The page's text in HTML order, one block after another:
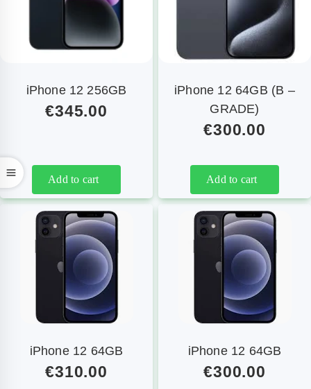
iPhone 12 256GB
€345.00
Add to cart
iPhone 12 64GB (B –
GRADE)
€300.00
Add to cart
iPhone 12 64GB
€310.00
iPhone 12 64GB
€300.00